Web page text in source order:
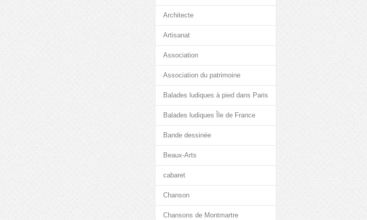
Architecte
Artisanat
Association
Association du patrimoine
Balades ludiques à pied dans Paris
Balades ludiques Île de France
Bande dessinée
Beaux-Arts
cabaret
Chanson
Chansons de Montmartre